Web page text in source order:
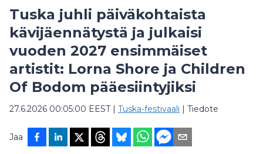
Tuska juhli päiväkohtaista
kävijäennätystä ja julkaisi
vuoden 2027 ensimmäiset
artistit: Lorna Shore ja Children
Of Bodom pääesiintyjiksi
27.6.2026 00:05:00 EEST| Tuska-festivaali | Tiedote
Jaa